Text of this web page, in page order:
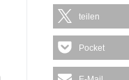
teilen
Pocket